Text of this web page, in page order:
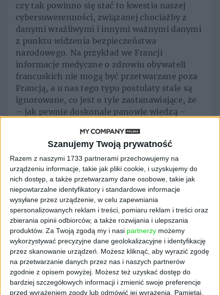
Szanujemy Twoją prywatność
Razem z naszymi 1733 partnerami przechowujemy na
urządzeniu informacje, takie jak pliki cookie, i uzyskujemy do
nich dostęp, a także przetwarzamy dane osobowe, takie jak
niepowtarzalne identyfikatory i standardowe informacje
wysyłane przez urządzenie, w celu zapewniania
spersonalizowanych reklam i treści, pomiaru reklam i treści oraz
zbierania opinii odbiorców, a także rozwijania i ulepszania
produktów. Za Twoją zgodą my i nasi partnerzy możemy
wykorzystywać precyzyjne dane geolokalizacyjne i identyfikację
przez skanowanie urządzeń. Możesz kliknąć, aby wyrazić zgodę
na przetwarzanie danych przez nas i naszych partnerów
zgodnie z opisem powyżej. Możesz też uzyskać dostęp do
bardziej szczegółowych informacji i zmienić swoje preferencje
przed wyrażeniem zgody lub odmówić jej wyrażenia.
Pamiętaj,
czy tak powinno się stać to kwestia naszej
cybersuwerenności, związanej chociażby z
danymi wrażliwymi i innymi ważnymi danymi
z punktu widzenia bezpieczeństwa
narodowego. Na przykład we Francji
informacje medyczne o zdrowiu obywateli
francuskich nie mogą być przetwarzane poza
Francją, a u nas tego typu postulaty stale są
ignorowane, co jest o tyle zastanawiające, że
– jak pewnie doskonale panowie wiedzą –
różnego rodzaju informacji, bez względu na
to, czy są one do czegoś potrzebne czy nie.
Jeśli obywatel zakłada konto na Facebooku,
gdzie umieszcza np. swoje zdjęcia, to jego
prywatna sprawa. Natomiast jeśli jestem
przedsiębiorcą i urząd zmusza mnie do
okazywania mu pewnych danych, to
życzyłbym sobie, aby te informacje były
przechowywane i traktowane z troską, a nie
nonszalancją. A już na pewno nie chciałbym,
aby były wykorzystywane przez zagraniczne
koncerny do realizacji własnych celów.
Czyli big techy chcą przede wszystkim